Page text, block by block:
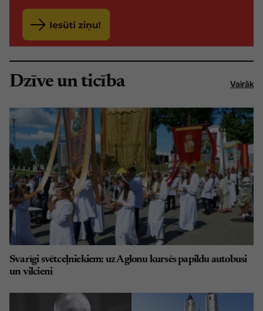
Dzīve un ticība Vairāk
Svarīgi svētceļniekiem: uz Aglonu kursēs papildu autobusi
un vilcieni